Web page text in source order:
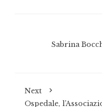
Sabrina
Next
Ospedale,